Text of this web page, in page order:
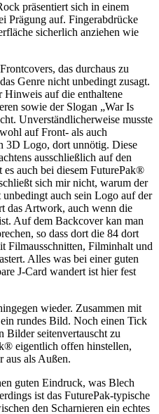
präsentiert sich in einem
Prägung auf. Fingerabdrücke
sicherlich anziehen wie
das durchaus zu
Genre nicht unbedingt zusagt.
Hinweis auf die enthaltene
sowie der Slogan „War Is
Unverständlicherweise musste
auf Front- als auch
3D Logo, dort unnötig. Diese
ausschließlich auf den
auch bei diesem FuturePak®
sich mir nicht, warum der
auch sein Logo auf der
das Artwork, auch wenn die
Auf dem Backcover kan man
so dass dort die 84 dort
Filmausschnitten, Filminhalt und
Alles was bei einer guten
J-Card wandert ist hier fest
wieder. Zusammen mit
rundes Bild. Noch einen Tick
Bilder seitenvertauscht zu
eigentlich offen hinstellen,
aus als Außen.
guten Eindruck, was Blech
ist das FuturePak-typische
den Scharnieren ein echtes